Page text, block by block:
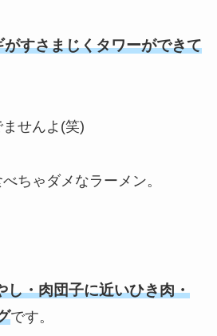
がすさまじくタワーができて
せんよ(笑)
ちゃダメなラーメン。
し・肉団子に近いひき肉・
です。